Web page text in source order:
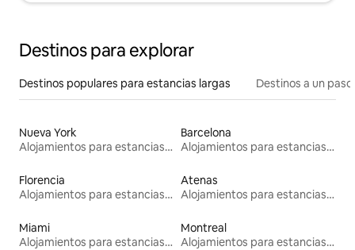
Destinos para explorar
Destinos populares para estancias largas Destinos a un
Nueva York
Alojamientos para estancias largas
Barcelona
Alojamientos para estancias largas
Florencia
Alojamientos para estancias largas
Atenas
Alojamientos para estancias largas
Miami
Alojamientos para estancias largas
Montreal
Alojamientos para estancias largas